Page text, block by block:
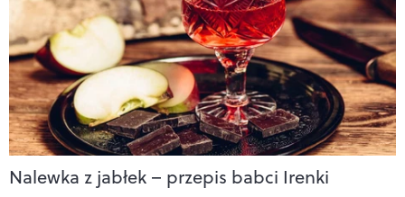
Nalewka z jabłek – przepis babci Irenki